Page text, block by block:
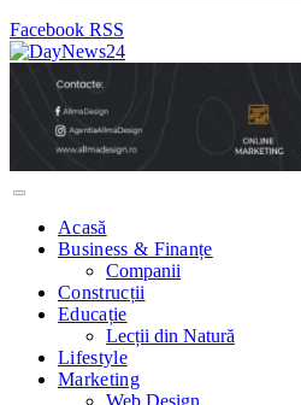
Facebook RSS
Acasă
Business & Finanțe
Companii
Construcții
Educație
Lecții din Natură
Lifestyle
Marketing
Web Design